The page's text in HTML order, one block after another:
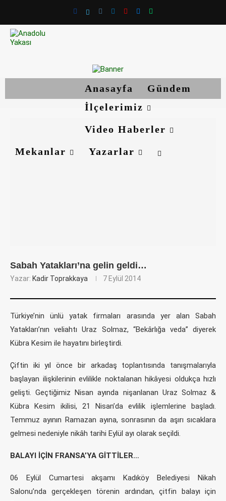
Anasayfa
Gündem
İlçelerimiz
Video Haberler
Mekanlar
Yazarlar
Sabah Yatakları’na gelin geldi…
Yazar: Kadir Toprakkaya 7 Eylül 2014
Türkiye’nin ünlü yatak firmaları arasında yer alan Sabah
Yatakları’nın veliahtı Uraz Solmaz, “Bekârlığa veda” diyerek
Kübra Kesim ile hayatını birleştirdi.
Çiftin iki yıl önce bir arkadaş toplantısında tanışmalarıyla
başlayan ilişkilerinin evlilikle noktalanan hikâyesi oldukça hızlı
gelişti. Geçtiğimiz Nisan ayında nişanlanan Uraz Solmaz &
Kübra Kesim ikilisi, 21 Nisan’da evlilik işlemlerine başladı.
Temmuz ayının Ramazan ayına, sonrasının da aşırı sıcaklara
gelmesi nedeniyle nikâh tarihi Eylül ayı olarak seçildi.
BALAYI İÇİN FRANSA’YA GİTTİLER…
06 Eylül Cumartesi akşamı Kadıköy Belediyesi Nikah
Salonu’nda gerçekleşen törenin ardından, çitfin balayı için